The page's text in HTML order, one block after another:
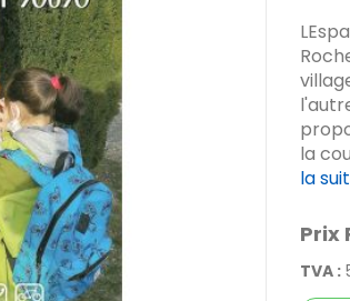
la
la
Prix
TVA :